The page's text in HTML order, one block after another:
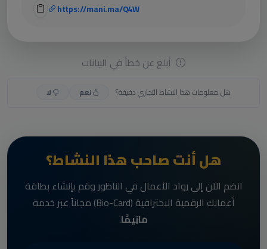
https://mani.ma/Q4W
أبلغ عن خطأ في البيانات
هل معلومات هذا النشاط التجاري دقيقة؟ نعم لا
هل أنت صاحب هذا النشاط؟
انضم الآن إلى رواد الأعمال في الناظور وقم بإنشاء بطاقة
أعمالك الرقمية الاحترافية (Bio-Card) مجاناً عبر خدمة
مَانِيمَّا.